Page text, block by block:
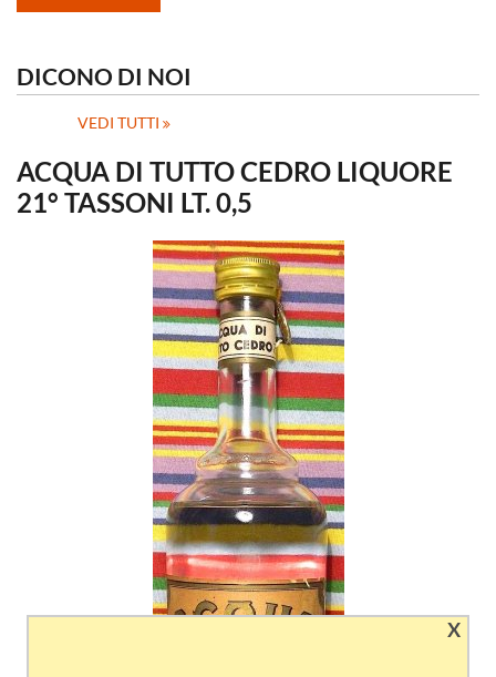
DICONO DI NOI
VEDI TUTTI
ACQUA DI TUTTO CEDRO LIQUORE
21° TASSONI LT. 0,5
X